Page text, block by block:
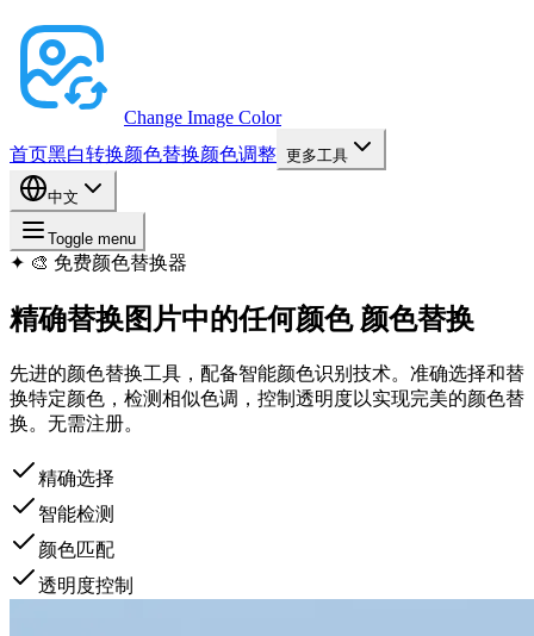
Change Image Color
首页黑白转换颜色替换颜色调整 更多工具
中文
Toggle menu
✦ 🎨 免费颜色替换器
精确替换图片中的任何颜色 颜色替换
先进的颜色替换工具，配备智能颜色识别技术。准确选择和替
换特定颜色，检测相似色调，控制透明度以实现完美的颜色替
换。无需注册。
精确选择
智能检测
颜色匹配
透明度控制